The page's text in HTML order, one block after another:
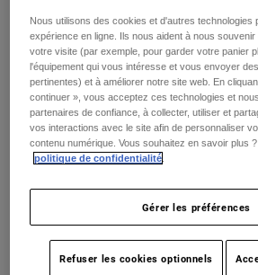
Jackets & Hydration Vests
Base Layers
Gear Bags
Replacement Parts
Gloves
Goggles
Base Layers
Socks
Replacement Parts
Womens
Hats
Shirts
Sweatshirts
Jackets
Pants
Tout acheter
Critiques
Womens Survivalist
Nous utilisons des cookies et d'autres technologies
expérience en ligne. Ils nous aident à nous
votre visite (par exemple, pour garder votre panier
l'équipement qui vous intéresse et vous envoyer
pertinentes) et à améliorer notre site web. En
continuer », vous acceptez ces technologies et
partenaires de confiance, à collecter, utiliser et
vos interactions avec le site afin de personnaliser
contenu numérique. Vous souhaitez en savoir plus
politique de confidentialité
Gérer les préférences
Refuser les cookies optionnels